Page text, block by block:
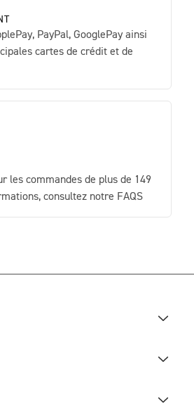
PayPal, GooglePay ainsi
cartes de crédit et de
les commandes de plus de 149
consultez notre FAQS